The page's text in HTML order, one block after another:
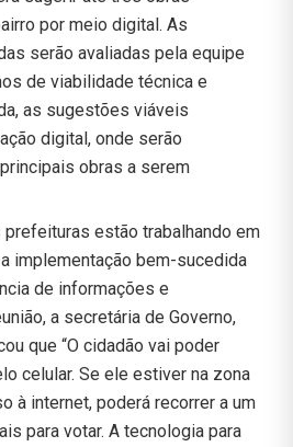
por meio digital. As
serão avaliadas pela equipe
de viabilidade técnica e
as sugestões viáveis
digital, onde serão
obras a serem
estão trabalhando em
implementação bem-sucedida
de informações e
a secretária de Governo,
que “O cidadão vai poder
celular. Se ele estiver na zona
à internet, poderá recorrer a um
para votar. A tecnologia para